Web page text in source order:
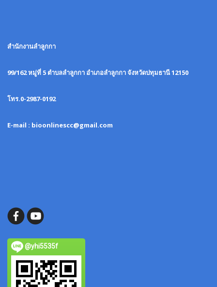
สำนักงานลำลูกกา
99/162 หมู่ที่ 5 ตำบลลำลูกกา อำเภอลำลูกกา จังหวัดปทุมธานี 12150
โทร.0-2987-0192
E-mail : bioonlinescc@gmail.com
@yhi5535f